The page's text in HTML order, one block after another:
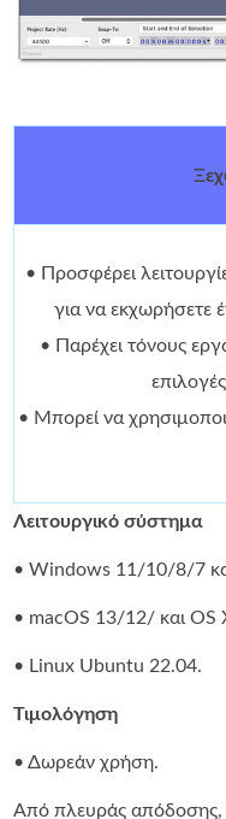
• Προσφέρει
για να εκχωρήσετε
• Παρέχει τόνους
• Μπορεί να
Λειτουργικό σύστημα
• Windows 11/10/8/7
• macOS 13/12/ και OS
• Linux Ubuntu 22.04.
Τιμολόγηση
• Δωρεάν χρήση.
Από πλευράς απόδοσης,